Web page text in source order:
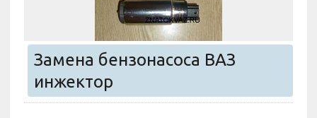
Замена бензонасоса ВАЗ
инжектор